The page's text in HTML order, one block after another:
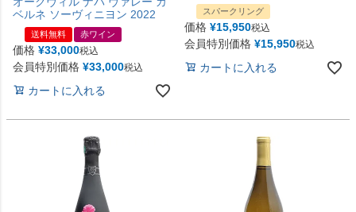
ベルネ ソーヴィニヨン 2022
送料無料 赤ワイン
価格 ¥33,000税込
会員特別価格 ¥33,000税込
カートに入れる
スパークリング
価格 ¥15,950税込
会員特別価格 ¥15,950税込
カートに入れる